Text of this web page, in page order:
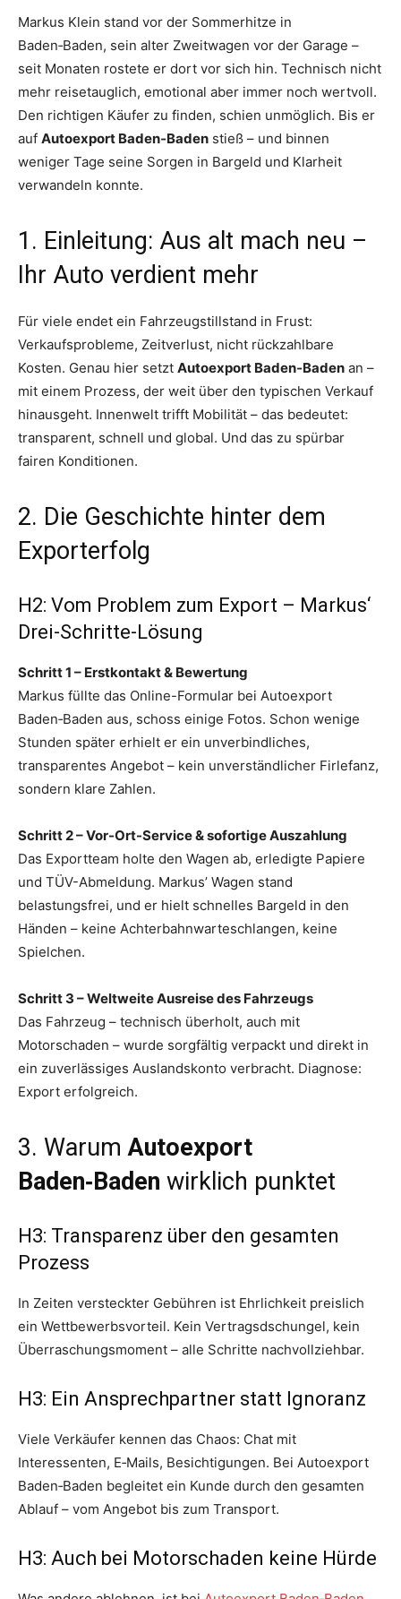
Markus Klein stand vor der Sommerhitze in
Baden‑Baden, sein alter Zweitwagen vor der Garage –
seit Monaten rostete er dort vor sich hin. Technisch nicht
mehr reisetauglich, emotional aber immer noch wertvoll.
Den richtigen Käufer zu finden, schien unmöglich. Bis er
auf Autoexport Baden‑Baden stieß – und binnen
weniger Tage seine Sorgen in Bargeld und Klarheit
verwandeln konnte.
1. Einleitung: Aus alt mach neu –
Ihr Auto verdient mehr
Für viele endet ein Fahrzeugstillstand in Frust:
Verkaufsprobleme, Zeitverlust, nicht rückzahlbare
Kosten. Genau hier setzt Autoexport Baden‑Baden an –
mit einem Prozess, der weit über den typischen Verkauf
hinausgeht. Innenwelt trifft Mobilität – das bedeutet:
transparent, schnell und global. Und das zu spürbar
fairen Konditionen.
2. Die Geschichte hinter dem
Exporterfolg
H2: Vom Problem zum Export – Markus‘
Drei-Schritte-Lösung
Schritt 1 – Erstkontakt & Bewertung
Markus füllte das Online-Formular bei Autoexport
Baden‑Baden aus, schoss einige Fotos. Schon wenige
Stunden später erhielt er ein unverbindliches,
transparentes Angebot – kein unverständlicher Firlefanz,
sondern klare Zahlen.
Schritt 2 – Vor-Ort-Service & sofortige Auszahlung
Das Exportteam holte den Wagen ab, erledigte Papiere
und TÜV-Abmeldung. Markus’ Wagen stand
belastungsfrei, und er hielt schnelles Bargeld in den
Händen – keine Achterbahnwarteschlangen, keine
Spielchen.
Schritt 3 – Weltweite Ausreise des Fahrzeugs
Das Fahrzeug – technisch überholt, auch mit
Motorschaden – wurde sorgfältig verpackt und direkt in
ein zuverlässiges Auslandskonto verbracht. Diagnose:
Export erfolgreich.
3. WarumAutoexport
Baden‑Baden wirklich punktet
H3: Transparenz über den gesamten
Prozess
In Zeiten versteckter Gebühren ist Ehrlichkeit preislich
ein Wettbewerbsvorteil. Kein Vertragsdschungel, kein
Überraschungsmoment – alle Schritte nachvollziehbar.
H3: Ein Ansprechpartner statt Ignoranz
Viele Verkäufer kennen das Chaos: Chat mit
Interessenten, E‑Mails, Besichtigungen. Bei Autoexport
Baden‑Baden begleitet ein Kunde durch den gesamten
Ablauf – vom Angebot bis zum Transport.
H3: Auch bei Motorschaden keine Hürde